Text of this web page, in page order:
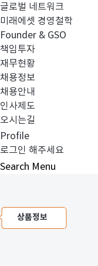
글로벌 네트워크
미래에셋 경영철학
Founder & GSO
책임투자
재무현황
채용정보
채용안내
인사제도
오시는길
Profile
로그인 해주세요
Search Menu